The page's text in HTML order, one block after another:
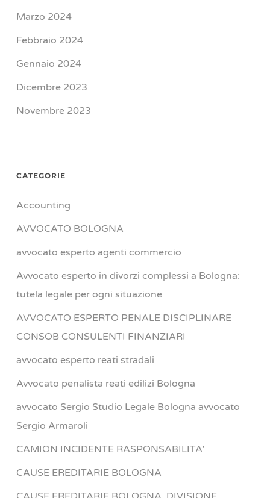
Marzo 2024
Febbraio 2024
Gennaio 2024
Dicembre 2023
Novembre 2023
CATEGORIE
Accounting
AVVOCATO BOLOGNA
avvocato esperto agenti commercio
Avvocato esperto in divorzi complessi a Bologna:
tutela legale per ogni situazione
AVVOCATO ESPERTO PENALE DISCIPLINARE
CONSOB CONSULENTI FINANZIARI
avvocato esperto reati stradali
Avvocato penalista reati edilizi Bologna
avvocato Sergio Studio Legale Bologna avvocato
Sergio Armaroli
CAMION INCIDENTE RASPONSABILITA'
CAUSE EREDITARIE BOLOGNA